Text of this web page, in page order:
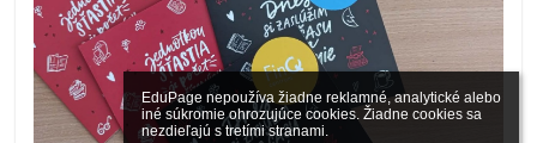
EduPage nepoužíva žiadne reklamné, analytické alebo
iné súkromie ohrozujúce cookies. Žiadne cookies sa
nezdieľajú s tretími stranami.